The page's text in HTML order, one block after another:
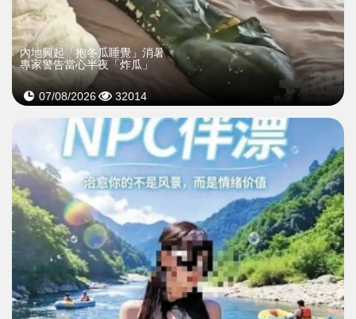
內地興起「抱冬瓜睡覺」消暑
專家警告當心半夜「炸瓜」
07/08/2026 32014